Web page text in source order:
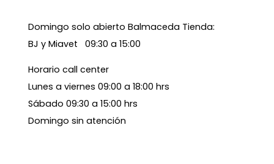
Domingo solo abierto Balmaceda Tienda:
BJ y Miavet 09:30 a 15:00
Horario call center
Lunes a viernes 09:00 a 18:00 hrs
Sábado 09:30 a 15:00 hrs
Domingo sin atención